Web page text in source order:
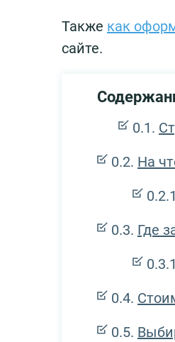
Также как
сайте.
На
Где